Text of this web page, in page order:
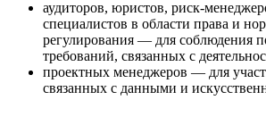
аудиторов, юристов, риск-
специалистов в области права и
регулирования — для соблюдения
требований, связанных с
проектных менеджеров — для
связанных с данными и